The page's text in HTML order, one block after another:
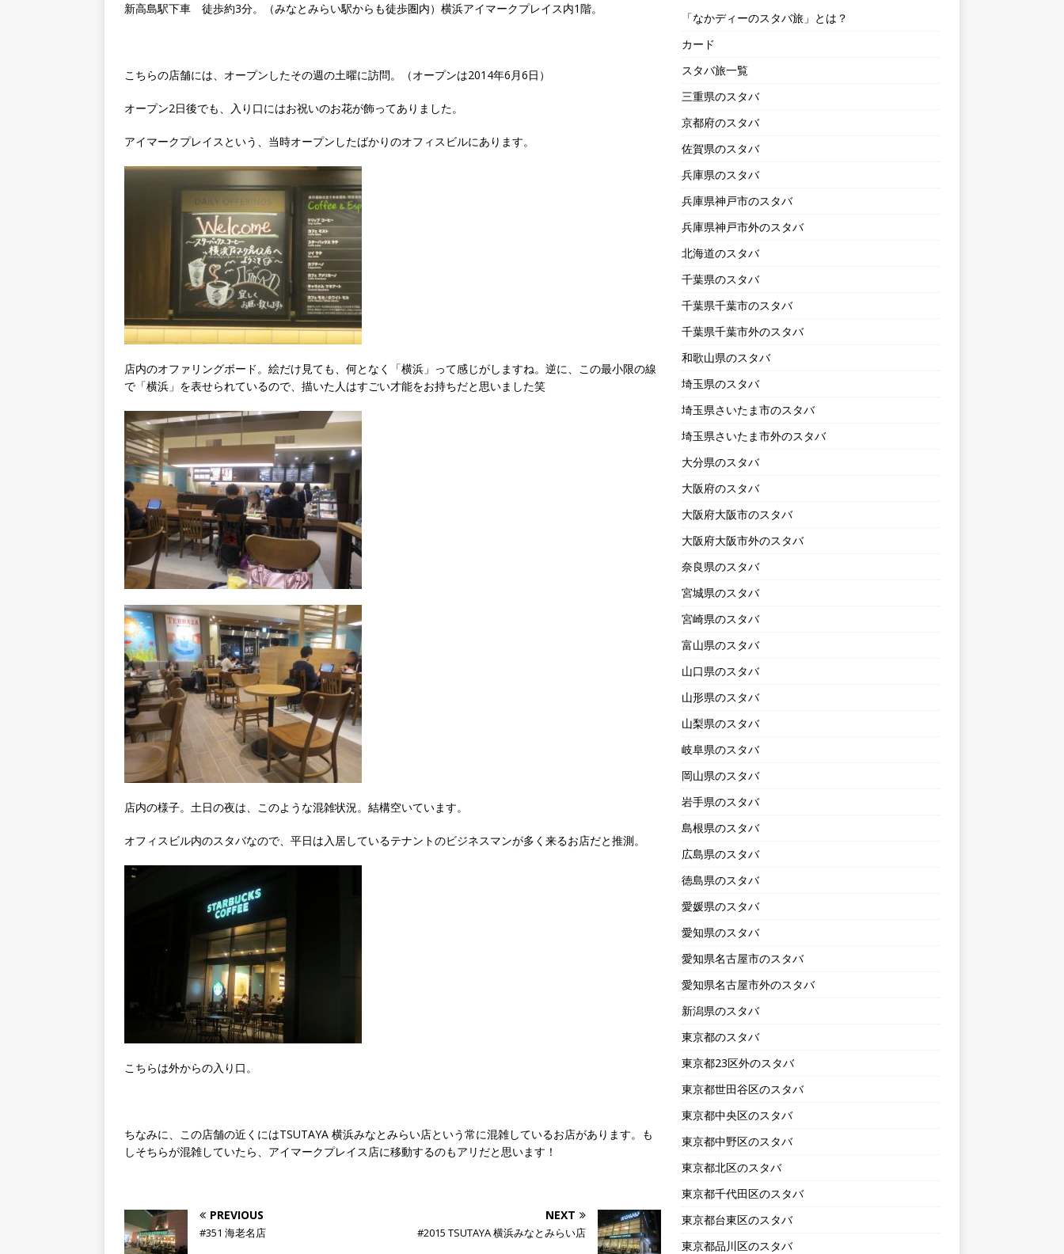
新高島駅下車 徒歩約3分。（みなとみらい駅からも徒歩圏内）横浜アイマークプレイス内1階。
こちらの店舗には、オープンしたその週の土曜に訪問。（オープンは2014年6月6日）
オープン2日後でも、入り口にはお祝いのお花が飾ってありました。
アイマークプレイスという、当時オープンしたばかりのオフィスビルにあります。
店内のオファリングボード。絵だけ見ても、何となく「横浜」って感じがしますね。逆に、この最小限の線
で「横浜」を表せられているので、描いた人はすごい才能をお持ちだと思いました笑
店内の様子。土日の夜は、このような混雑状況。結構空いています。
オフィスビル内のスタバなので、平日は入居しているテナントのビジネスマンが多く来るお店だと推測。
こちらは外からの入り口。
ちなみに、この店舗の近くにはTSUTAYA 横浜みなとみらい店という常に混雑しているお店があります。も
しそちらが混雑していたら、アイマークプレイス店に移動するのもアリだと思います！
PREVIOUS
#351 海老名店
NEXT
#2015 TSUTAYA 横浜みなとみらい店
「なかディーのスタバ旅」とは？
カード
スタバ旅一覧
三重県のスタバ
京都府のスタバ
佐賀県のスタバ
兵庫県のスタバ
兵庫県神戸市のスタバ
兵庫県神戸市外のスタバ
北海道のスタバ
千葉県のスタバ
千葉県千葉市のスタバ
千葉県千葉市外のスタバ
和歌山県のスタバ
埼玉県のスタバ
埼玉県さいたま市のスタバ
埼玉県さいたま市外のスタバ
大分県のスタバ
大阪府のスタバ
大阪府大阪市のスタバ
大阪府大阪市外のスタバ
奈良県のスタバ
宮城県のスタバ
宮崎県のスタバ
富山県のスタバ
山口県のスタバ
山形県のスタバ
山梨県のスタバ
岐阜県のスタバ
岡山県のスタバ
岩手県のスタバ
島根県のスタバ
広島県のスタバ
徳島県のスタバ
愛媛県のスタバ
愛知県のスタバ
愛知県名古屋市のスタバ
愛知県名古屋市外のスタバ
新潟県のスタバ
東京都のスタバ
東京都23区外のスタバ
東京都世田谷区のスタバ
東京都中央区のスタバ
東京都中野区のスタバ
東京都北区のスタバ
東京都千代田区のスタバ
東京都台東区のスタバ
東京都品川区のスタバ